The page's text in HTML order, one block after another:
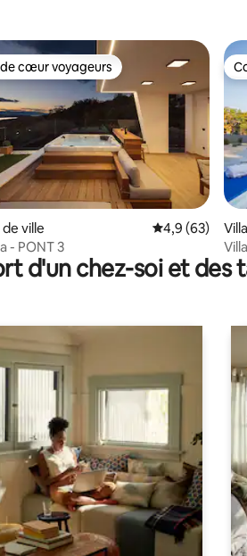
la base de 49 commentaires : 4,86
cœur voyageurs
cœur voyageurs
ville Évaluation
4,9 (63)
- PONT 3
Villa
d'un chez-soi et des